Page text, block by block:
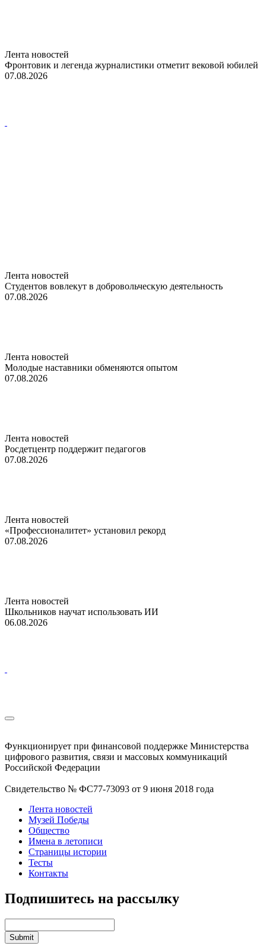
Лента новостей
Фронтовик и легенда журналистики отметит вековой юбилей
07.08.2026
Лента новостей
Студентов вовлекут в добровольческую деятельность
07.08.2026
Лента новостей
Молодые наставники обменяются опытом
07.08.2026
Лента новостей
Росдетцентр поддержит педагогов
07.08.2026
Лента новостей
«Профессионалитет» установил рекорд
07.08.2026
Лента новостей
Школьников научат использовать ИИ
06.08.2026
Функционирует при финансовой поддержке Министерства
цифрового развития, связи и массовых коммуникаций
Российской Федерации
Свидетельство № ФС77-73093 от 9 июня 2018 года
Лента новостей
Музей Победы
Общество
Имена в летописи
Страницы истории
Тесты
Контакты
Подпишитесь на рассылку